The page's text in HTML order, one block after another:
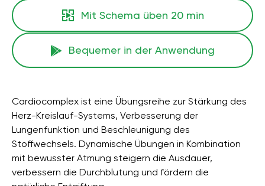
Mit Schema üben 20 min
Bequemer in der Anwendung
Cardiocomplex ist eine Übungsreihe zur Stärkung des
Herz-Kreislauf-Systems, Verbesserung der
Lungenfunktion und Beschleunigung des
Stoffwechsels. Dynamische Übungen in Kombination
mit bewusster Atmung steigern die Ausdauer,
verbessern die Durchblutung und fördern die